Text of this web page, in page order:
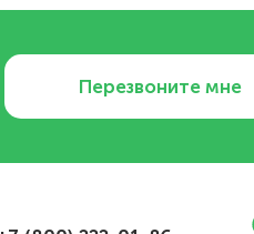
Перезвоните мне